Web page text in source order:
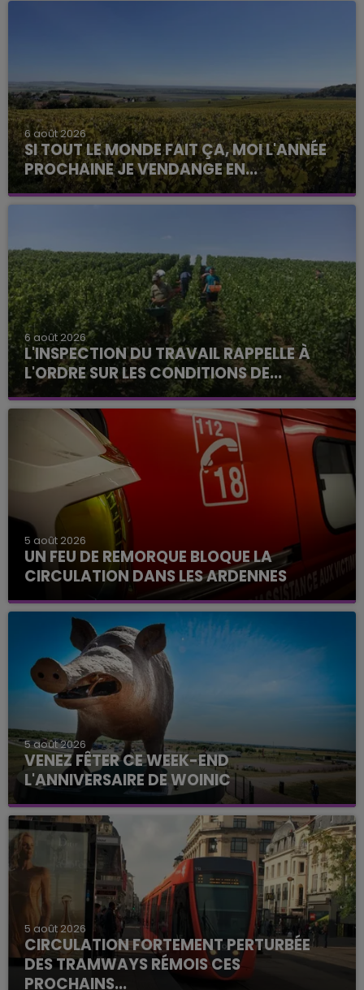
6 août 2026
SI TOUT LE MONDE FAIT ÇA, MOI L'ANNÉE
PROCHAINE JE VENDANGE EN...
6 août 2026
L'INSPECTION DU TRAVAIL RAPPELLE À
L'ORDRE SUR LES CONDITIONS DE...
5 août 2026
UN FEU DE REMORQUE BLOQUE LA
CIRCULATION DANS LES ARDENNES
5 août 2026
VENEZ FÊTER CE WEEK-END
L'ANNIVERSAIRE DE WOINIC
5 août 2026
CIRCULATION FORTEMENT PERTURBÉE
DES TRAMWAYS RÉMOIS CES
PROCHAINS...